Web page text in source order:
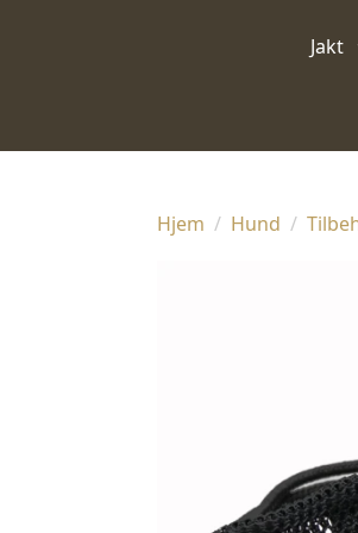
Jakt
Hjem Hund